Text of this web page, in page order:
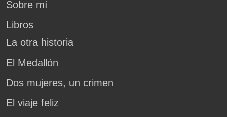
Sobre mí
Libros
La otra historia
El Medallón
Dos mujeres, un crimen
El viaje feliz